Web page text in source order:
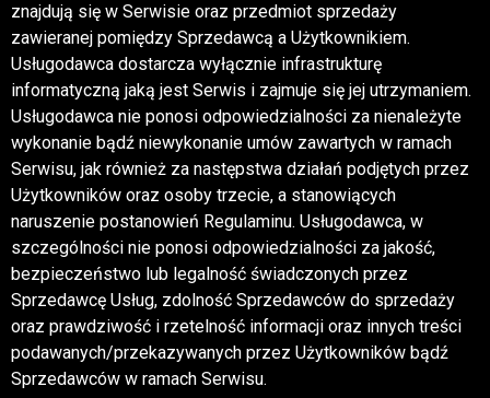
znajdują się w Serwisie oraz przedmiot sprzedaży
zawieranej pomiędzy Sprzedawcą a Użytkownikiem.
Usługodawca dostarcza wyłącznie infrastrukturę
informatyczną jaką jest Serwis i zajmuje się jej utrzymaniem.
Usługodawca nie ponosi odpowiedzialności za nienależyte
wykonanie bądź niewykonanie umów zawartych w ramach
Serwisu, jak również za następstwa działań podjętych przez
Użytkowników oraz osoby trzecie, a stanowiących
naruszenie postanowień Regulaminu. Usługodawca, w
szczególności nie ponosi odpowiedzialności za jakość,
bezpieczeństwo lub legalność świadczonych przez
Sprzedawcę Usług, zdolność Sprzedawców do sprzedaży
oraz prawdziwość i rzetelność informacji oraz innych treści
podawanych/przekazywanych przez Użytkowników bądź
Sprzedawców w ramach Serwisu.